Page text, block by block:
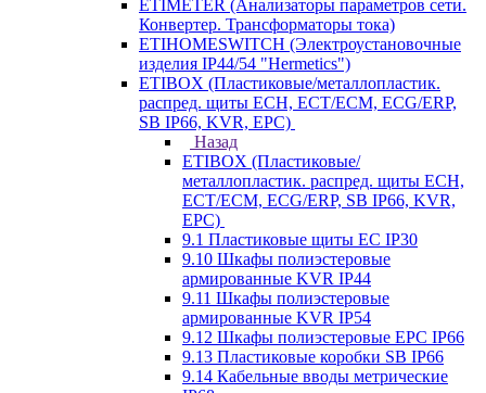
ETIMETER (Анализаторы параметров сети.
Конвертер. Трансформаторы тока)
ETIHOMESWITCH (Электроустановочные
изделия IP44/54 "Hermetics")
ETIBOX (Пластиковые/металлопластик.
распред. щиты ECH, ECT/ECM, ECG/ERP,
SB IP66, KVR, EPC)
Назад
ETIBOX (Пластиковые/
металлопластик. распред. щиты ECH,
ECT/ECM, ECG/ERP, SB IP66, KVR,
EPC)
9.1 Пластиковые щиты EC IP30
9.10 Шкафы полиэстеровые
армированные KVR IP44
9.11 Шкафы полиэстеровые
армированные KVR IP54
9.12 Шкафы полиэстеровые EPC IP66
9.13 Пластиковые коробки SB IP66
9.14 Кабельные вводы метрические